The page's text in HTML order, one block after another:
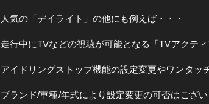
人気の「デイライト」の他にも例えば・・・
走行中にTVなどの視聴が可能となる「TVアクテ
アイドリングストップ機能の設定変更やワンタッ
ブランド/車種/年式により設定変更の可否はござ